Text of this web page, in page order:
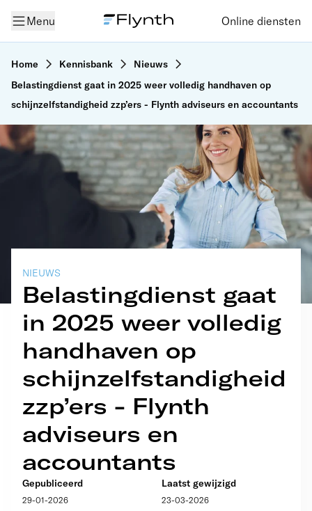
Menu Online diensten
Home Kennisbank
Nieuws
Belastingdienst gaat in 2025 weer volledig handhaven op
schijnzelfstandigheid zzp’ers - Flynth adviseurs en accountants
Belastingdienst gaat
in 2025 weer volledig
handhaven op
schijnzelfstandigheid
zzp’ers - Flynth
adviseurs en
accountants
NIEUWS
Gepubliceerd
29-01-2026
Laatst gewijzigd
23-03-2026